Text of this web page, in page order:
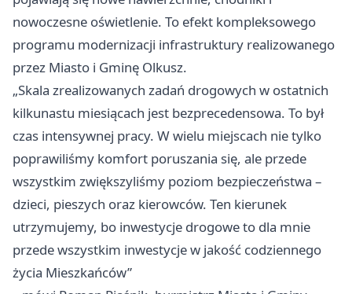
nowoczesne oświetlenie. To efekt kompleksowego
programu modernizacji infrastruktury realizowanego
przez Miasto i Gminę Olkusz.
„Skala zrealizowanych zadań drogowych w ostatnich
kilkunastu miesiącach jest bezprecedensowa. To był
czas intensywnej pracy. W wielu miejscach nie tylko
poprawiliśmy komfort poruszania się, ale przede
wszystkim zwiększyliśmy poziom bezpieczeństwa –
dzieci, pieszych oraz kierowców. Ten kierunek
utrzymujemy, bo inwestycje drogowe to dla mnie
przede wszystkim inwestycje w jakość codziennego
życia Mieszkańców”